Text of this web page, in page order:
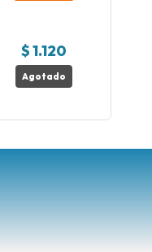
$ 1.120
Agotado